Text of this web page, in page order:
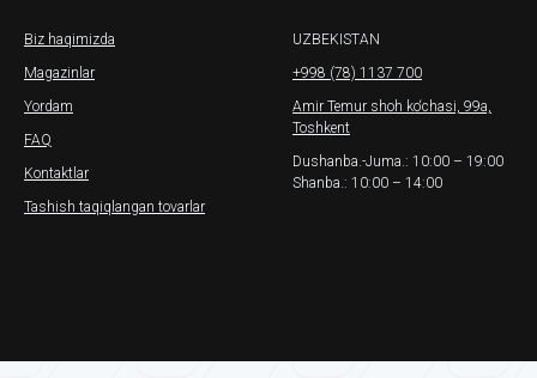
Biz haqimizda
Magazinlar
Yordam
FAQ
Kontaktlar
Tashish taqiqlangan tovarlar
UZBEKISTAN
+998 (78) 1137 700
Amir Temur shoh ko‘chasi, 99a,
Toshkent
Dushanba.-Juma.: 10:00 – 19:00
Shanba.: 10:00 – 14:00